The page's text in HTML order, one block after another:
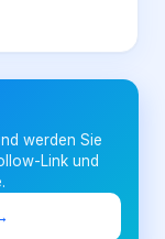
werden Sie
Link und